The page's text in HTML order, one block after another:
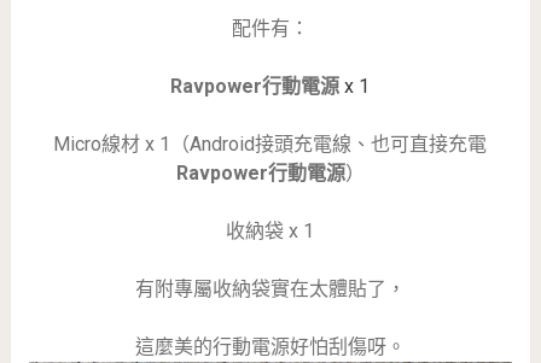
配件有：
Ravpower行動電源x 1
Micro線材 x 1（Android接頭充電線、也可直接充電
Ravpower行動電源）
收納袋 x 1
有附專屬收納袋實在太體貼了，
這麼美的行動電源好怕刮傷呀。